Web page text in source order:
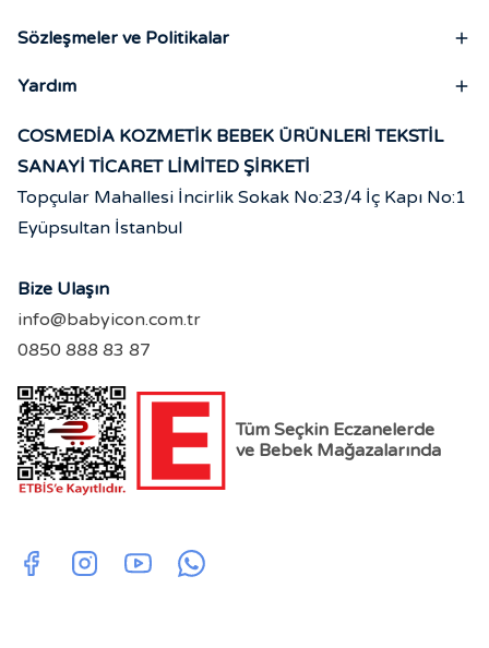
Sözleşmeler ve Politikalar
Yardım
COSMEDİA KOZMETİK BEBEK ÜRÜNLERİ TEKSTİL
SANAYİ TİCARET LİMİTED ŞİRKETİ
Topçular Mahallesi İncirlik Sokak No:23/4 İç Kapı No:1
Eyüpsultan İstanbul
Bize Ulaşın
info@babyicon.com.tr
0850 888 83 87
Tüm Seçkin Eczanelerde
ve Bebek Mağazalarında